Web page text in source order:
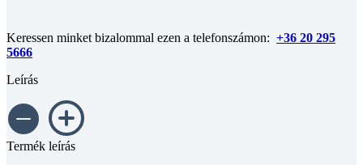
Keressen minket bizalommal ezen a telefonszámon: +36 20 295
5666
Leírás
Termék leírás